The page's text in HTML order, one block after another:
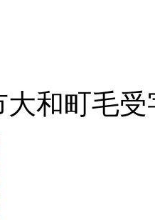
和町毛受